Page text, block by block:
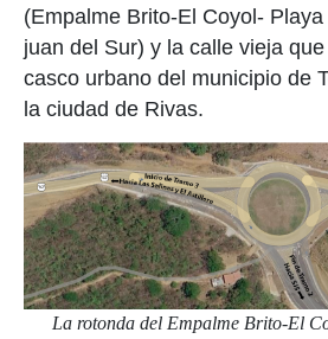
(Empalme Brito-El Coyol-
juan del Sur) y la calle vieja
casco urbano del municipio de
la ciudad de Rivas.
La rotonda del Empalme Brito-El